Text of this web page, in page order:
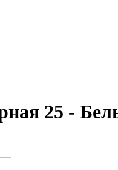
25 -